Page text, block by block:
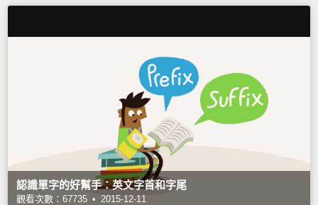
認識單字的好幫手：英文字首和字尾
觀看次數：67735 • 2015-12-11